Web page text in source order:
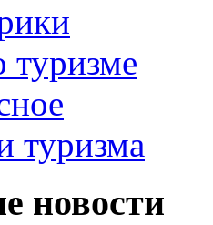
туризме
туризма
новости